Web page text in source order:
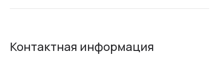
Контактная информация